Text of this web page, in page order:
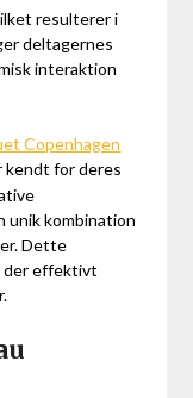
resulterer i
deltagernes
interaktion
Copenhagen
kendt for deres
unik kombination
Dette
der effektivt